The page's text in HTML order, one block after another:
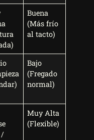
Buena
(Más frío
al tacto)
Bajo
(Fregado
normal)
/
Muy Alta
(Flexible)